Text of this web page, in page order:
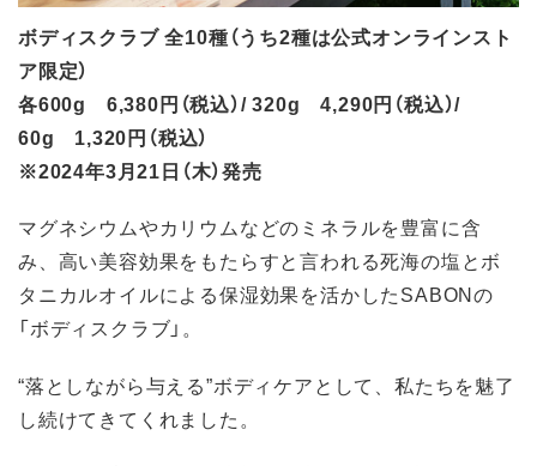
ボディスクラブ 全10種（うち2種は公式オンラインスト
ア限定）
各600g 6,380円（税込）/ 320g 4,290円（税込）/
60g 1,320円（税込）
※2024年3月21日（木）発売
マグネシウムやカリウムなどのミネラルを豊富に含
み、高い美容効果をもたらすと言われる死海の塩とボ
タニカルオイルによる保湿効果を活かしたSABONの
「ボディスクラブ」。
“落としながら与える”ボディケアとして、私たちを魅了
し続けてきてくれました。